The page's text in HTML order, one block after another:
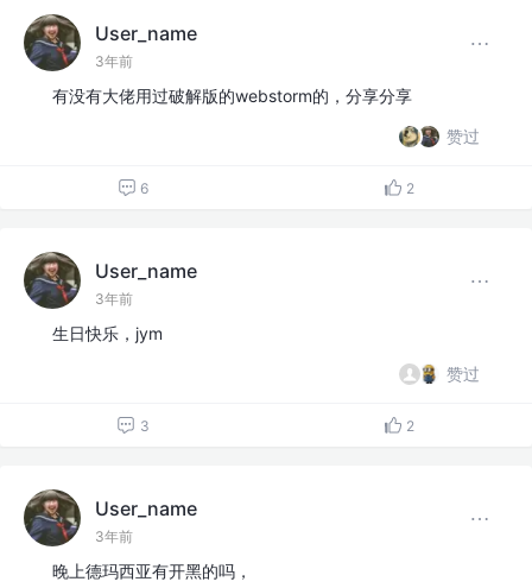
User_name
3年前
有没有大佬用过破解版的webstorm的，分享分享
赞过
6 2
User_name
3年前
生日快乐，jym
赞过
3 2
User_name
3年前
晚上德玛西亚有开黑的吗，